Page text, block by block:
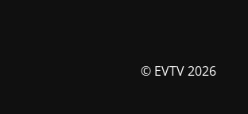
© EVTV 2026